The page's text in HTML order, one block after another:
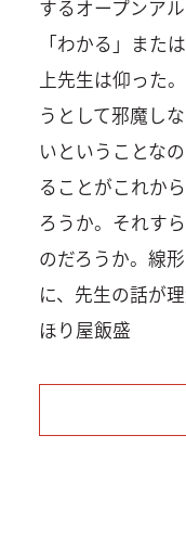
するオープンア
「わかる」また
上先生は仰った
うとして邪魔し
いということな
ることがこれか
ろうか。それす
のだろうか。線
に、先生の話が
ほり屋飯盛